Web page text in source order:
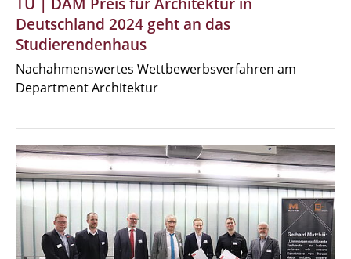
Deutschland 2024 geht an das
Studierendenhaus
Nachahmenswertes Wettbewerbsverfahren am
Department Architektur